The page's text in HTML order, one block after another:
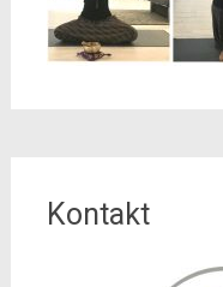
Kontakt